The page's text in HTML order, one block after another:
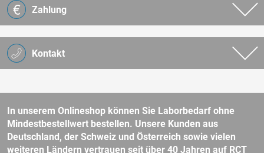
Kontakt
Zahlung
In unserem Onlineshop können Sie Laborbedarf ohne
Mindestbestellwert bestellen. Unsere Kunden aus
Deutschland, der Schweiz und Österreich sowie vielen
weiteren Ländern vertrauen seit über 40 Jahren auf RCT